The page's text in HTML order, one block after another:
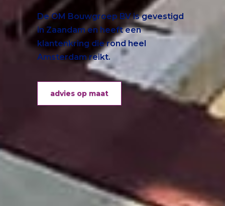
De OM Bouwgroep BV is gevestigd
in Zaandam en heeft een
klantenkring die rond heel
Amsterdam reikt.
advies op maat